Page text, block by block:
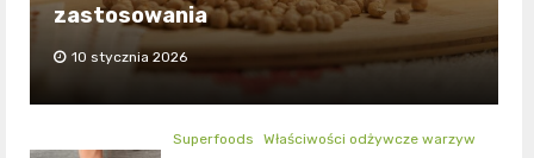
zastosowania
10 stycznia 2026
Superfoods
Właściwości odżywcze warzyw